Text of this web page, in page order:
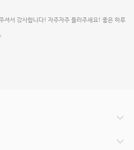
셔서 감사합니다! 자주자주 들러주세요! 좋은 하루